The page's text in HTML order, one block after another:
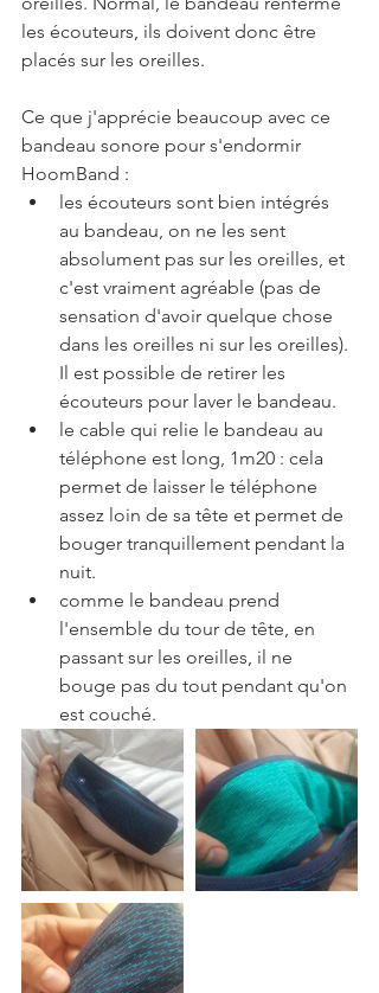
les écouteurs, ils doivent donc être
placés sur les oreilles.
Ce que j'apprécie beaucoup avec ce
bandeau sonore pour s'endormir
HoomBand :
les écouteurs sont bien intégrés
au bandeau, on ne les sent
absolument pas sur les oreilles, et
c'est vraiment agréable (pas de
sensation d'avoir quelque chose
dans les oreilles ni sur les oreilles).
Il est possible de retirer les
écouteurs pour laver le bandeau.
le cable qui relie le bandeau au
téléphone est long, 1m20 : cela
permet de laisser le téléphone
assez loin de sa tête et permet de
bouger tranquillement pendant la
nuit.
comme le bandeau prend
l'ensemble du tour de tête, en
passant sur les oreilles, il ne
bouge pas du tout pendant qu'on
est couché.